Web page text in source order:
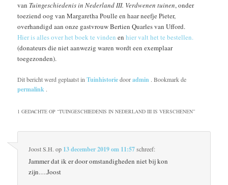
van Tuingeschiedenis in Nederland III. Verdwenen tuinen, onder
toeziend oog van Margaretha Poulle en haar neefje Pieter,
overhandigd aan onze gastvrouw Bertien Quarlesvan Ufford.
Hier is alles over het boek te vinden enhier valt het te bestellen.
(donateurs die niet aanwezig waren wordt een exemplaar
toegezonden).
Dit bericht werd geplaatst inTuinhistoriedooradmin . Bookmark de
permalink .
1 GEDACHTE OP “TUINGESCHIEDENIS IN NEDERLAND III IS VERSCHENEN”
Joost S.H. op 13 december 2019 om 11:57schreef:
Jammer dat ik er door omstandigheden niet bij kon
zijn….Joost